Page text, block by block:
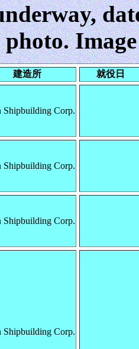
建造所 就役日
Shipbuilding Corp.
Shipbuilding Corp.
Shipbuilding Corp.
Shipbuilding Corp.